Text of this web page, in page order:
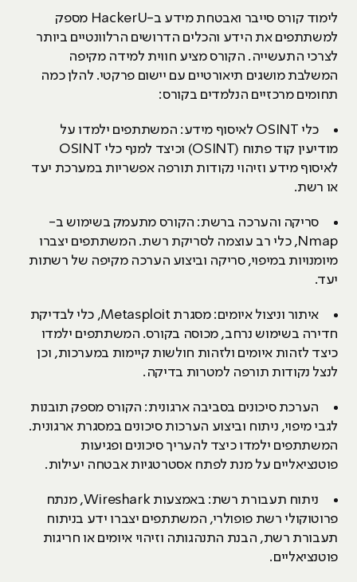
לימוד קורס סייבר ואבטחת מידע ב-HackerU מספק
למשתתפים את הידע והכלים הדרושים הרלוונטיים ביותר
לצרכי התעשייה. הקורס מציע חווית למידה מקיפה
המשלבת מושגים תיאורטיים עם יישום פרקטי. להלן כמה
תחומים מרכזיים הנלמדים בקורס:
כלי OSINT לאיסוף מידע: המשתתפים ילמדו על
מודיעין קוד פתוח (OSINT) וכיצד למנף כלי OSINT
לאיסוף מידע וזיהוי נקודות תורפה אפשריות במערכת יעד
או רשת.
סריקה והערכה ברשת: הקורס מתעמק בשימוש ב-
Nmap, כלי רב עוצמה לסריקת רשת. המשתתפים יצברו
מיומנויות במיפוי, סריקה וביצוע הערכה מקיפה של רשתות
יעד.
איתור וניצול איומים: מסגרת Metasploit, כלי לבדיקת
חדירה בשימוש נרחב, מכוסה בקורס. המשתתפים ילמדו
כיצד לזהות איומים ולזהות חולשות קיימות במערכות, וכן
לנצל נקודות תורפה למטרות בדיקה.
הערכת סיכונים בסביבה ארגונית: הקורס מספק תובנות
לגבי מיפוי, ניתוח וביצוע הערכות סיכונים במסגרת ארגונית.
המשתתפים ילמדו כיצד להעריך סיכונים ופגיעות
פוטנציאליים על מנת לפתח אסטרטגיות אבטחה יעילות.
ניתוח תעבורת רשת: באמצעות Wireshark, מנתח
פרוטוקולי רשת פופולרי, המשתתפים יצברו ידע בניתוח
תעבורת רשת, הבנת התנהגותה וזיהוי איומים או חריגות
פוטנציאליים.